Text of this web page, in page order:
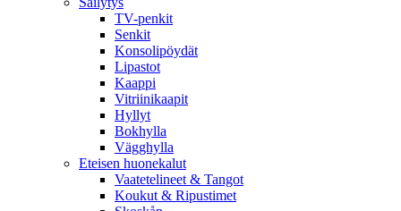
TV-penkit
Senkit
Konsolipöydät
Lipastot
Kaappi
Vitriinikaapit
Hyllyt
Bokhylla
Vägghylla
Eteisen huonekalut
Vaatetelineet & Tangot
Koukut & Ripustimet